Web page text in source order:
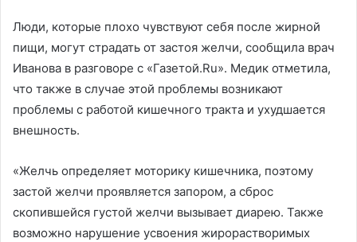
Люди, которые плохо чувствуют себя после жирной
пищи, могут страдать от застоя желчи, сообщила врач
Иванова в разговоре с «Газетой.Ru». Медик отметила,
что также в случае этой проблемы возникают
проблемы с работой кишечного тракта и ухудшается
внешность.
«Желчь определяет моторику кишечника, поэтому
застой желчи проявляется запором, а сброс
скопившейся густой желчи вызывает диарею. Также
возможно нарушение усвоения жирорастворимых